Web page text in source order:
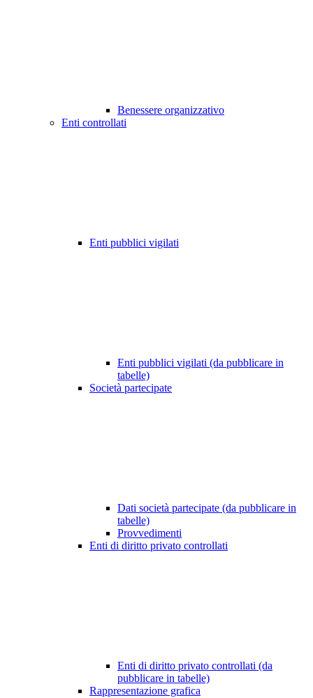
Benessere organizzativo
Enti controllati
Enti pubblici vigilati
Enti pubblici vigilati (da pubblicare in
tabelle)
Società partecipate
Dati società partecipate (da pubblicare in
tabelle)
Provvedimenti
Enti di diritto privato controllati
Enti di diritto privato controllati (da
pubblicare in tabelle)
Rappresentazione grafica